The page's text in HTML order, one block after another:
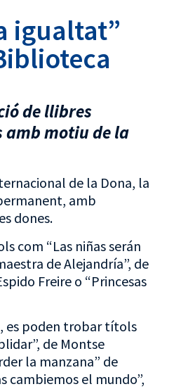
igualtat”
de llibres
amb motiu de la
de la Dona, la
amb
dones.
com “Las niñas serán
de Alejandría”, de
Freire o “Princesas
es poden trobar títols
de Montse
la manzana” de
cambiemos el mundo”,